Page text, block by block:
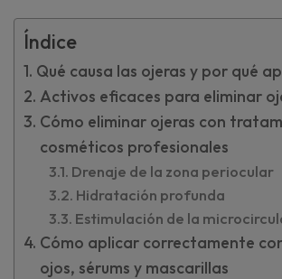
Índice
Qué causa las ojeras y por qué
Activos eficaces para eliminar
Cómo eliminar ojeras con
cosméticos profesionales
Drenaje de la zona periocular
Hidratación profunda
Estimulación de la
Cómo aplicar correctamente
ojos, sérums y mascarillas